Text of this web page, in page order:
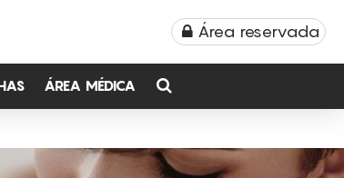
Área reservada
ÁREA MÉDICA